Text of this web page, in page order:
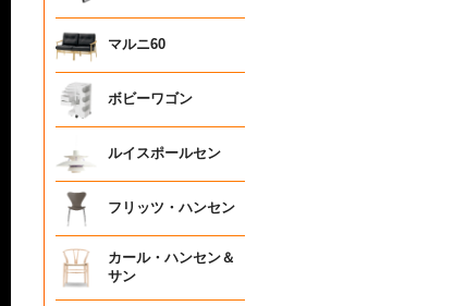
マルニ60
ボビーワゴン
ルイスポールセン
フリッツ・ハンセン
カール・ハンセン＆
サン